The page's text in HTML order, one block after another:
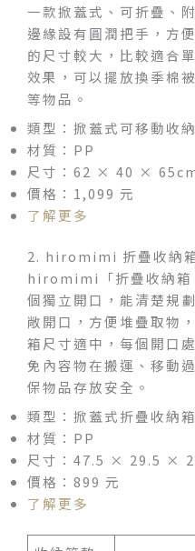
一款掀蓋式、可折疊、
邊緣設有圓潤把手，方
的尺寸較大，比較適合
效果，可以擺放換季棉
等物品。
類型：掀蓋式可移動收
材質：PP
尺寸：62 × 40 ×
價格：1,099 元
了解更多
2. hiromimi 折疊收納
hiromimi「折疊收納箱
個獨立開口，能清楚規
敞開口，方便堆疊取物
箱尺寸適中，每個開口
免內容物在搬運、移動
保物品存放安全。
類型：掀蓋式折疊收納箱
材質：PP
尺寸：47.5 × 29.5 ×
價格：899 元
了解更多